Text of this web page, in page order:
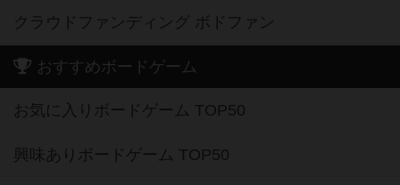
クラウドファンディング ボドファン
おすすめボードゲーム
お気に入りボードゲーム TOP50
興味ありボードゲーム TOP50